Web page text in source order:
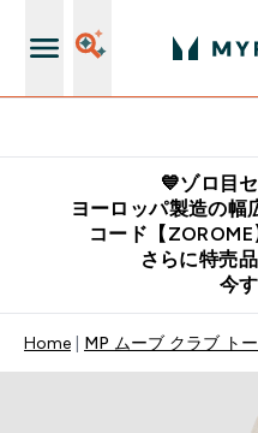
💙ゾロ目
ヨーロッパ製造の幅
コード【
さらに特売
今
Home MP ムーブ クラブ ト